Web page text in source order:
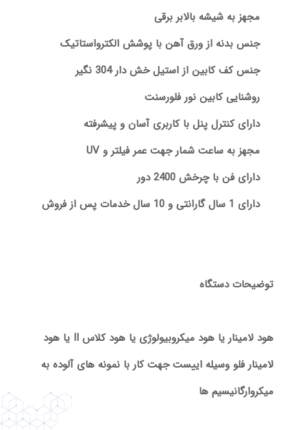
مجهز به شیشه بالابر برقی
جنس بدنه از ورق آهن با پوشش الکترواستاتیک
جنس کف کابین از استیل خش دار 304 نگیر
روشنایی کابین نور فلورسنت
دارای کنترل پنل با کاربری آسان و پیشرفته
مجهز به ساعت شمار جهت عمر فیلتر و UV
دارای فن با چرخش 2400 دور
دارای 1 سال گارانتی و 10 سال خدمات پس از فروش
توضیحات دستگاه
هود لامینار یا هود میکروبیولوژی یا هود کلاس II یا هود
لامینار فلو وسیله اییست جهت کار با نمونه های آلوده به
میکروارگانیسیم ها